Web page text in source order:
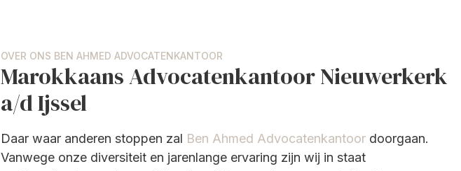
OVER ONS BEN AHMED ADVOCATENKANTOOR
Marokkaans Advocatenkantoor Nieuwerkerk
a/d Ijssel
Daar waar anderen stoppen zal Ben Ahmed Advocatenkantoor doorgaan.
Vanwege onze diversiteit en jarenlange ervaring zijn wij in staat